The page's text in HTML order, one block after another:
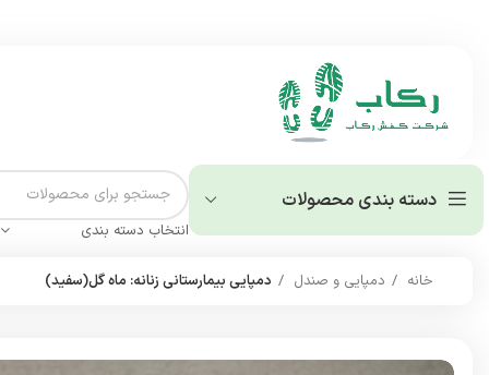
دسته بندی محصولات
انتخاب دسته بندی
خانه دمپایی و صندل دمپایی بیمارستانی زنانه: ماه گل(سفید)